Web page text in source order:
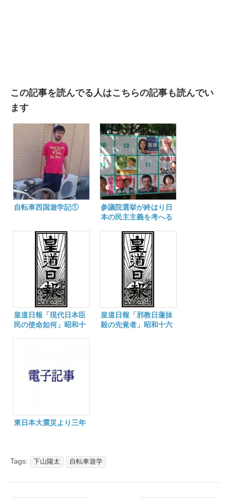
この記事を読んでる人はこちらの記事も読んでい
ます
自転車西国遊学記①
参議院選挙が終はり日
本の民主主義を考へる
皇道日報「現代日本臣
民の使命如何」昭和十
皇道日報「邪教日蓮抹
殺の先覚者」昭和十六
東日本大震災より三年
Tags: 下山陽太 自転車遊学